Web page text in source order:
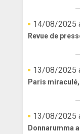
14/08/2025
Revue de
13/08/2025
Paris
13/08/2025
Donnarumma